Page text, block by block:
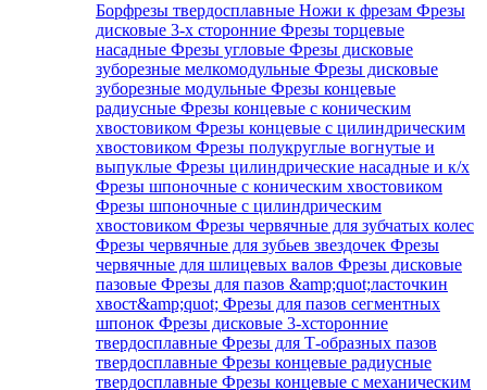
Борфрезы твердосплавные Ножи к фрезам Фрезы
дисковые 3-х сторонние Фрезы торцевые
насадные Фрезы угловые Фрезы дисковые
зуборезные мелкомодульные Фрезы дисковые
зуборезные модульные Фрезы концевые
радиусные Фрезы концевые с коническим
хвостовиком Фрезы концевые с цилиндрическим
хвостовиком Фрезы полукруглые вогнутые и
выпуклые Фрезы цилиндрические насадные и к/х
Фрезы шпоночные с коническим хвостовиком
Фрезы шпоночные с цилиндрическим
хвостовиком Фрезы червячные для зубчатых колес
Фрезы червячные для зубьев звездочек Фрезы
червячные для шлицевых валов Фрезы дисковые
пазовые Фрезы для пазов &amp;quot;ласточкин
хвост&amp;quot; Фрезы для пазов сегментных
шпонок Фрезы дисковые 3-хсторонние
твердосплавные Фрезы для Т-образных пазов
твердосплавные Фрезы концевые радиусные
твердосплавные Фрезы концевые с механическим